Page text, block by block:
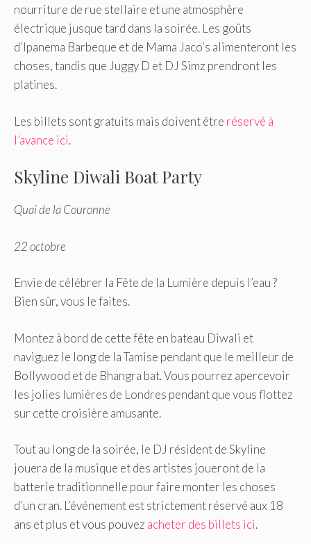
nourriture de rue stellaire et une atmosphère
électrique jusque tard dans la soirée. Les goûts
d’Ipanema Barbeque et de Mama Jaco’s alimenteront les
choses, tandis que Juggy D et DJ Simz prendront les
platines.
Les billets sont gratuits mais doivent être réservé à
l’avance ici.
Skyline Diwali Boat Party
Quai de la Couronne
22 octobre
Envie de célébrer la Fête de la Lumière depuis l’eau ?
Bien sûr, vous le faites.
Montez à bord de cette fête en bateau Diwali et
naviguez le long de la Tamise pendant que le meilleur de
Bollywood et de Bhangra bat. Vous pourrez apercevoir
les jolies lumières de Londres pendant que vous flottez
sur cette croisière amusante.
Tout au long de la soirée, le DJ résident de Skyline
jouera de la musique et des artistes joueront de la
batterie traditionnelle pour faire monter les choses
d’un cran. L’événement est strictement réservé aux 18
ans et plus et vous pouvez acheter des billets ici.